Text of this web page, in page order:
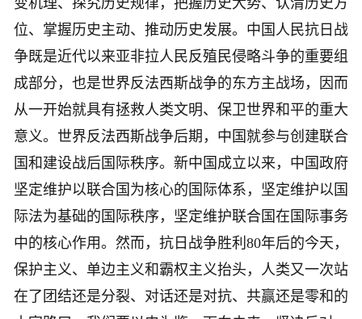
变机理、探究历史规律，把握历史大势、认清历史方
位、掌握历史主动、推动历史发展。中国人民抗日战
争既是近代以来亚非拉人民反殖民侵略斗争的重要组
成部分，也是世界反法西斯战争的东方主战场，因而
从一开始就具有拯救人类文明、保卫世界和平的重大
意义。世界反法西斯战争后期，中国就参与创建联合
国和建设战后国际秩序。新中国成立以来，中国政府
坚定维护以联合国为核心的国际体系，坚定维护以国
际法为基础的国际秩序，坚定维护联合国在国际事务
中的核心作用。然而，抗日战争胜利80年后的今天，
保护主义、单边主义和霸权主义抬头，人类又一次站
在了团结还是分裂、对话还是对抗、共赢还是零和的